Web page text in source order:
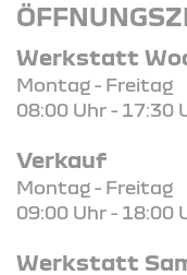
Werkstatt
Montag - Freitag
08:00 Uhr - 17:30
Verkauf
Montag - Freitag
09:00 Uhr - 18:00
Werkstatt